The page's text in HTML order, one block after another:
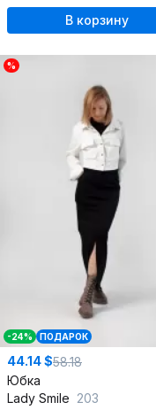
В корзину
%
-24% ПОДАРОК
44.14 $58.18
Юбка
Lady Smile 203